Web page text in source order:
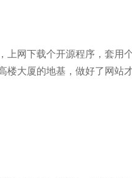
网下载个开源程序，套用
大厦的地基，做好了网站